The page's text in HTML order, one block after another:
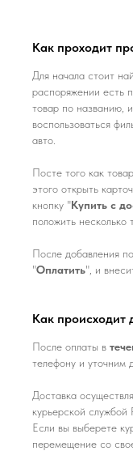
Как проходит
Для начала стоит
распоряжении есть
товар по названию,
воспользоваться
авто.
Посте того как
этого открыть
кнопку "Купить с
положить несколько
После добавления
"Оплатить", и
Как происходит
После оплаты в
телефону и уточним
Доставка
курьерской службой
Если вы выберете
перемещение со